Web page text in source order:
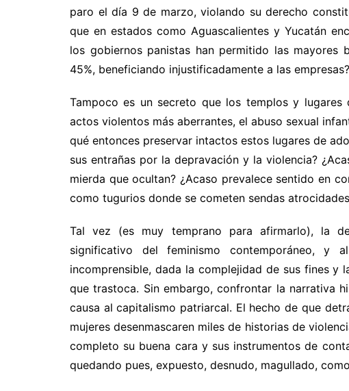
paro el día 9 de marzo, violando su derecho
que en estados como Aguascalientes y Yucatán
los gobiernos panistas han permitido las mayores
45%, beneficiando injustificadamente a las empresas?
Tampoco es un secreto que los templos y
actos violentos más aberrantes, el abuso sexual
qué entonces preservar intactos estos lugares de
sus entrañas por la depravación y la violencia?
mierda que ocultan? ¿Acaso prevalece sentido en
como tugurios donde se cometen sendas
Tal vez (es muy temprano para afirmarlo), la
significativo del feminismo contemporáneo,
incomprensible, dada la complejidad de sus fines y
que trastoca. Sin embargo, confrontar la narrativa
causa al capitalismo patriarcal. El hecho de que
mujeres desenmascaren miles de historias de
completo su buena cara y sus instrumentos de
quedando pues, expuesto, desnudo, magullado,